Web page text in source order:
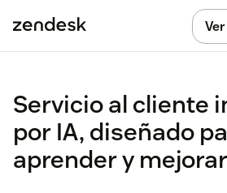
Servicio al cliente
por IA, diseñado
aprender y mejorar